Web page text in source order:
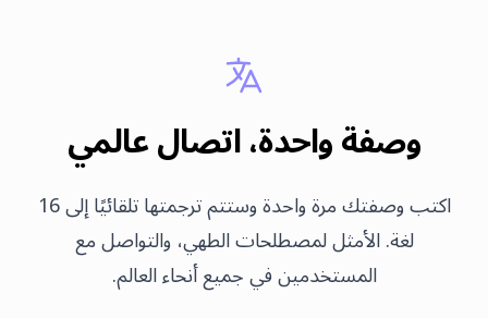
وصفة واحدة، اتصال عالمي
اكتب وصفتك مرة واحدة وستتم ترجمتها تلقائيًا إلى 16
لغة. الأمثل لمصطلحات الطهي، والتواصل مع
المستخدمين في جميع أنحاء العالم.